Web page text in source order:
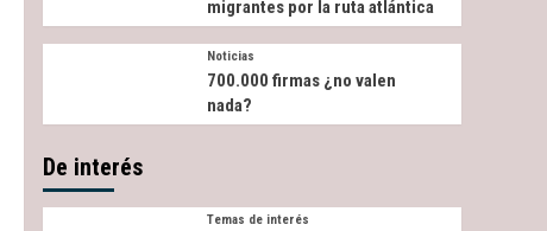
migrantes por la ruta atlántica
Noticias
700.000 firmas ¿no valen
nada?
De interés
Temas de interés